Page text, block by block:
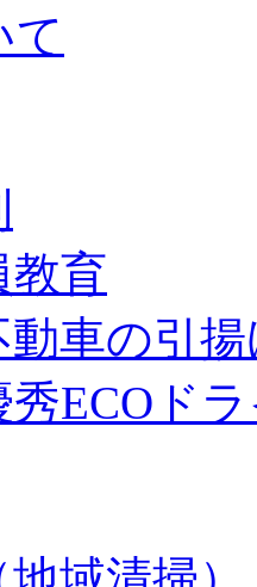
て
教育
車の引
ECOド